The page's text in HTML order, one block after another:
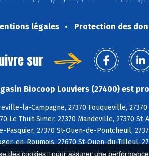
des cookies : pour assurer une
légales Protection des
sur
Biocoop Louviers (27400) est
la-Campagne, 27370 Fouqueville, 27370
Le Thuit-Simer, 27370 Mandeville, 27370
Pasquier, 27370 St-Ouen-de-Pontcheuil,
en-Roumois, 27670 St-Ouen-du-Tilleul,
27930 Gravigny, 27930 Irreville, 27930 La